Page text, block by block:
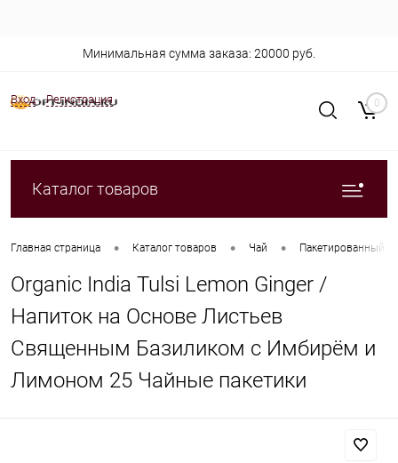
Вход Регистрация
Минимальная сумма заказа: 20000 руб.
0
Каталог товаров
Главная страница • Каталог товаров • Чай • Пакетированный
Organic India Tulsi Lemon Ginger /
Напиток на Основе Листьев
Священным Базиликом с Имбирём и
Лимоном 25 Чайные пакетики